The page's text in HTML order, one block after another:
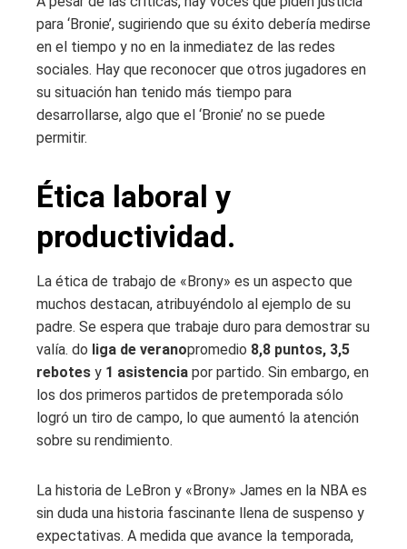
para ‘Bronie’, sugiriendo que su éxito debería medirse
en el tiempo y no en la inmediatez de las redes
sociales. Hay que reconocer que otros jugadores en
su situación han tenido más tiempo para
desarrollarse, algo que el ‘Bronie’ no se puede
permitir.
Ética laboral y
productividad.
La ética de trabajo de «Brony» es un aspecto que
muchos destacan, atribuyéndolo al ejemplo de su
padre. Se espera que trabaje duro para demostrar su
valía. do liga de veranopromedio 8,8 puntos, 3,5
rebotes y 1 asistencia por partido. Sin embargo, en
los dos primeros partidos de pretemporada sólo
logró un tiro de campo, lo que aumentó la atención
sobre su rendimiento.
La historia de LeBron y «Brony» James en la NBA es
sin duda una historia fascinante llena de suspenso y
expectativas. A medida que avance la temporada,